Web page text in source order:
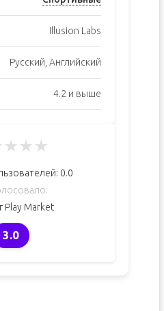
Illusion Labs
Русский, Английский
4.2 и выше
★★★
0.0
Play Market
3.0